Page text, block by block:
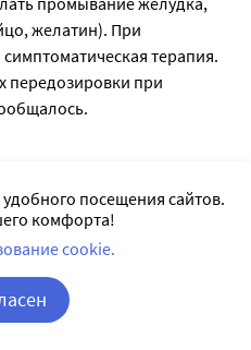
желатин). При
терапия.
передозировки при
средств;
классификация
производителя.
посещения сайтов.
комфорта!
cookie.